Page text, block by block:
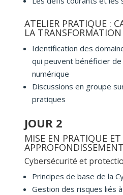
ATELIER PRATIQUE :
LA TRANSFORMATION
Identification des
qui peuvent bénéficier
numérique
Discussions en groupe
pratiques
JOUR 2
MISE EN PRATIQUE ET
APPROFONDISSEMENT
Cybersécurité et
Principes de base de la
Gestion des risques liés